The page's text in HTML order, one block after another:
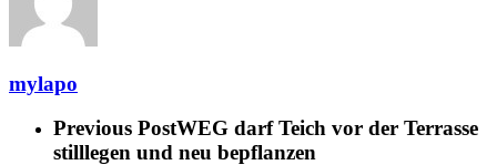
mylapo
Previous PostWEG darf Teich vor der Terrasse
stilllegen und neu bepflanzen